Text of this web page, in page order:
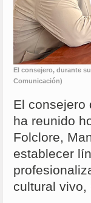
El consejero, durante
Comunicación)
El consejero
ha reunido
Folclore,
establecer
cultural